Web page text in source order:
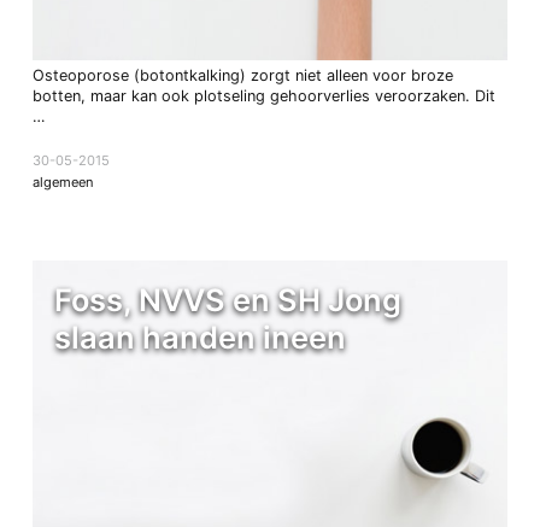
Osteoporose (botontkalking) zorgt niet alleen voor broze
botten, maar kan ook plotseling gehoorverlies veroorzaken. Dit
…
30-05-2015
algemeen
Foss, NVVS en SH Jong
slaan handen ineen